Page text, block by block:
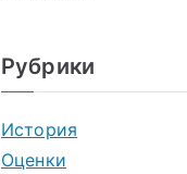
Рубрики
История
Оценки